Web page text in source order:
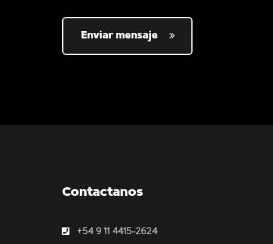
Enviar mensaje
Contactanos
+54 9 11 4415-2624